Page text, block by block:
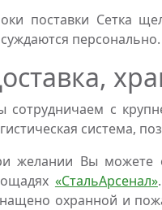
поставки Сетка
персонально.
сотрудничаем с
система,
желании Вы можете
«СтальАрсенал»
охранной и